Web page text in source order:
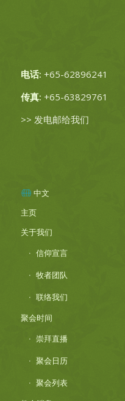
电话: +65-62896241
传真: +65-63829761
>> 发电邮给我们
中文
主页
关于我们
信仰宣言
牧者团队
联络我们
聚会时间
崇拜直播
聚会日历
聚会列表